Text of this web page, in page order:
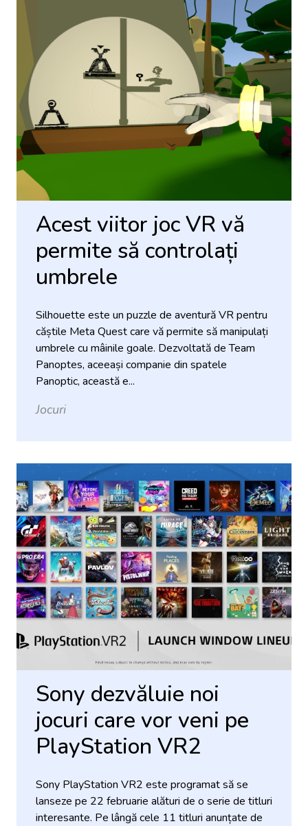
Acest viitor joc VR vă
permite să controlați
umbrele
Silhouette este un puzzle de aventură VR pentru
căștile Meta Quest care vă permite să manipulați
umbrele cu mâinile goale. Dezvoltată de Team
Panoptes, aceeași companie din spatele
Panoptic, această e...
Jocuri
Sony dezvăluie noi
jocuri care vor veni pe
PlayStation VR2
Sony PlayStation VR2 este programat să se
lanseze pe 22 februarie alături de o serie de titluri
interesante. Pe lângă cele 11 titluri anunțate de